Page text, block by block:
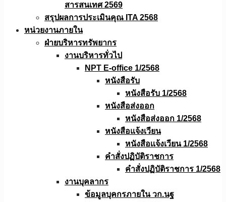
สารสนเทศ 2569
สรุปผลการประเมินคุณ ITA 2568
หน่วยงานภายใน
ฝ่ายบริหารทรัพยากร
งานบริหารทั่วไป
NPT E-office 1/2568
หนังสือรับ
หนังสือรับ 1/2568
หนังสือส่งออก
หนังสือส่งออก 1/2568
หนังสือแจ้งเวียน
หนังสือเเจ้งเวียน 1/2568
คำสั่งปฏิบัติราชการ
คำสั่งปฏิบัติราชการ 1/2568
งานบุคลากร
ข้อมูลบุคกรภายใน วก.นฐ